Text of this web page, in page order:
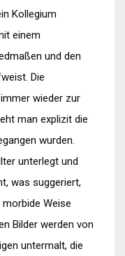
Kollegium
einem
und den
Die
wieder zur
man explizit die
wurden.
unterlegt und
was suggeriert,
Weise
Bilder werden von
untermalt, die